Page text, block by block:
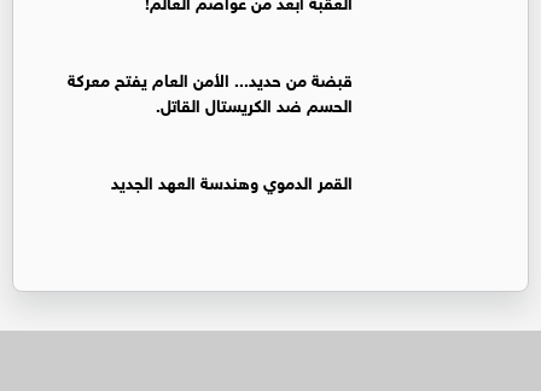
قبضة من حديد... الأمن العام يفتح معركة
الحسم ضد الكريستال القاتل.
القمر الدموي وهندسة العهد الجديد